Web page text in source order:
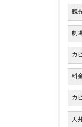
観
劇
カ
料
カ
天